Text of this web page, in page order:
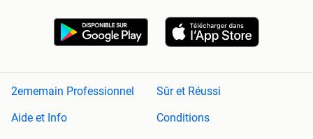
2ememain Professionnel
Sûr et Réussi
Aide et Info
Conditions